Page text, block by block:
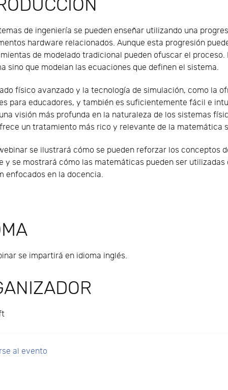
de ingeniería se pueden enseñar utilizando una
hardware relacionados. Aunque esta progresión
de modelado tradicional pueden ofuscar el
sino que modelan las ecuaciones que definen el sistema.
físico avanzado y la tecnología de simulación, como la
para educadores, y también es suficientemente fácil e
visión más profunda en la naturaleza de los sistemas
un tratamiento más rico y relevante de la matemática
se ilustrará cómo se pueden reforzar los conceptos
y se mostrará cómo las matemáticas pueden ser
enfocados en la docencia.
se impartirá en idioma inglés.
al evento